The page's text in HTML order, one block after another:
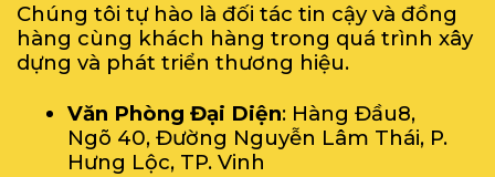
Chúng tôi tự hào là đối tác tin cậy và đồng
hàng cùng khách hàng trong quá trình xây
dựng và phát triển thương hiệu.
Văn Phòng Đại Diện: Hàng Đầu8,
Ngõ 40, Đường Nguyễn Lâm Thái, P.
Hưng Lộc, TP. Vinh